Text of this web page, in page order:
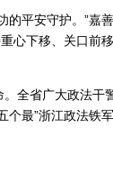
平安守护。”嘉
心下移、关口前
全省广大政法
最”浙江政法铁